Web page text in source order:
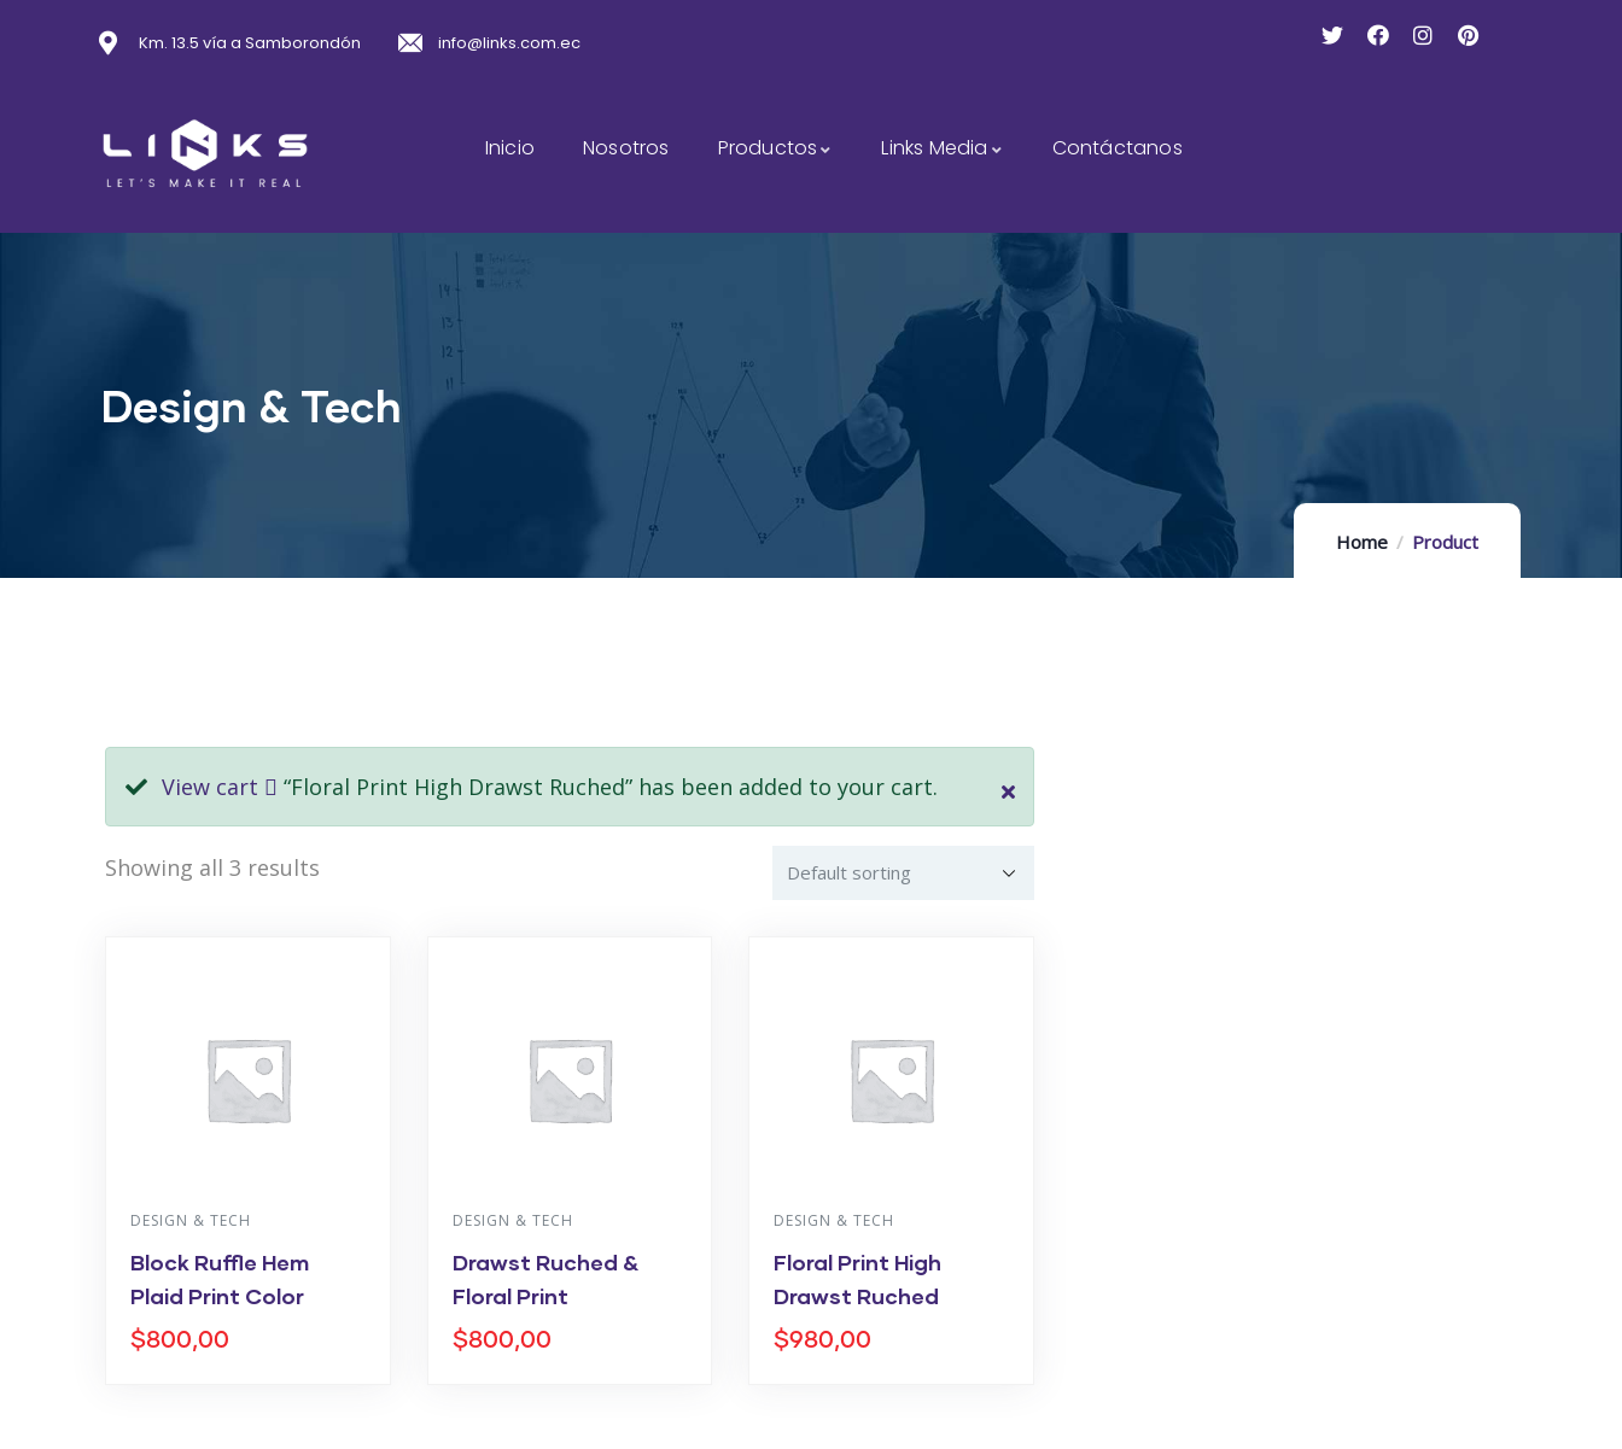
Km. 13.5 vía a Samborondón info@links.com.ec
Inicio Nosotros Productos Links Media Contáctanos
Design & Tech
Home Product
View cart “Floral Print High Drawst Ruched” has been added to your cart.
Showing all 3 results
DESIGN & TECH
Block Ruffle Hem
Plaid Print Color
$800,00
DESIGN & TECH
Drawst Ruched &
Floral Print
$800,00
DESIGN & TECH
Floral Print High
Drawst Ruched
$980,00